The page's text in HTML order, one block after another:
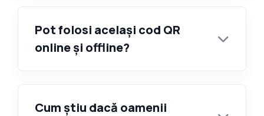
Pot folosi același cod QR
online și offline?
Cum știu dacă oamenii